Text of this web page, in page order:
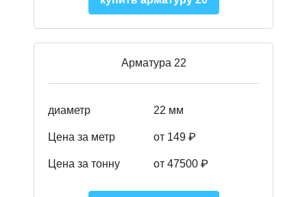
Арматура 22
диаметр 22 мм
Цена за метр от 149 ₽
Цена за тонну от 47500 ₽